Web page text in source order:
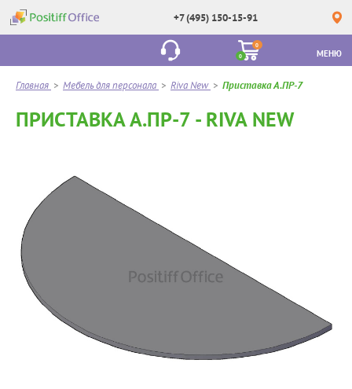
+7 (495) 150-15-91
0
0
МЕНЮ
Главная > Мебель для персонала > Riva New > Приставка А.ПР-7
ПРИСТАВКА А.ПР-7 - RIVA NEW